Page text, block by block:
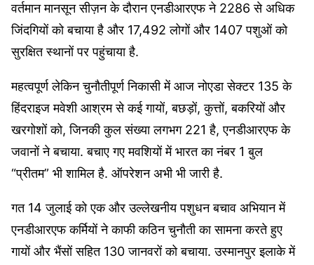
वर्तमान मानसून सीज़न के दौरान एनडीआरएफ ने 2286 से अधिक
जिंदगियों को बचाया है और 17,492 लोगों और 1407 पशुओं को
सुरक्षित स्थानों पर पहुंचाया है.
महत्वपूर्ण लेकिन चुनौतीपूर्ण निकासी में आज नोएडा सेक्टर 135 के
हिंदराइज मवेशी आश्रम से कई गायों, बछड़ों, कुत्तों, बकरियों और
खरगोशों को, जिनकी कुल संख्या लगभग 221 है, एनडीआरएफ के
जवानों ने बचाया. बचाए गए मवशियों में भारत का नंबर 1 बुल
“प्रीतम” भी शामिल है. ऑपरेशन अभी भी जारी है.
गत 14 जुलाई को एक और उल्लेखनीय पशुधन बचाव अभियान में
एनडीआरएफ कर्मियों ने काफी कठिन चुनौती का सामना करते हुए
गायों और भैंसों सहित 130 जानवरों को बचाया. उस्मानपुर इलाके में